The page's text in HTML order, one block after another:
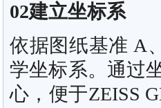
02建立坐标系
依据图纸基准 A
学坐标系。通过
心，便于ZEISS